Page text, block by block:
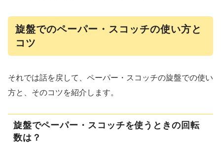
旋盤でのペーパー・スコッチの使い方と
コツ
それでは話を戻して、ペーパー・スコッチの旋盤での使い
方と、そのコツを紹介します。
旋盤でペーパー・スコッチを使うときの回転
数は？